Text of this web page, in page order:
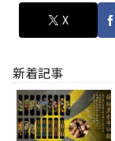
X
新着記事